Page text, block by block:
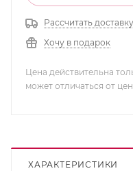
Рассчитать доставку
Хочу в подарок
Цена действительна
может отличаться от
ХАРАКТЕРИСТИКИ